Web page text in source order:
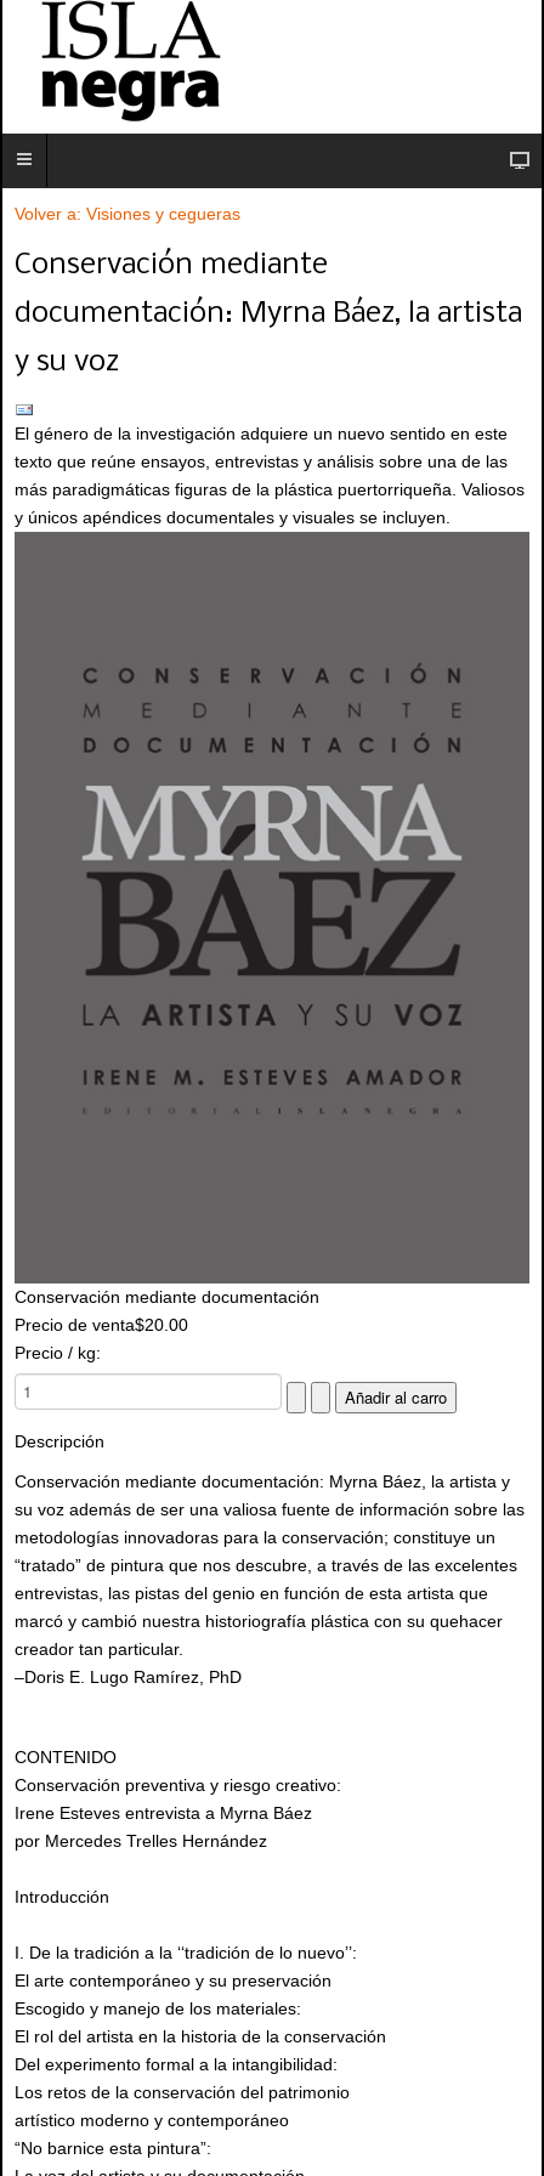
Volver a: Visiones y cegueras
Conservación mediante
documentación: Myrna Báez, la artista
y su voz
El género de la investigación adquiere un nuevo sentido en este
texto que reúne ensayos, entrevistas y análisis sobre una de las
más paradigmáticas figuras de la plástica puertorriqueña. Valiosos
y únicos apéndices documentales y visuales se incluyen.
Conservación mediante documentación
Precio de venta$20.00
Precio / kg:
Descripción
Conservación mediante documentación: Myrna Báez, la artista y
su voz además de ser una valiosa fuente de información sobre las
metodologías innovadoras para la conservación; constituye un
“tratado” de pintura que nos descubre, a través de las excelentes
entrevistas, las pistas del genio en función de esta artista que
marcó y cambió nuestra historiografía plástica con su quehacer
creador tan particular.
–Doris E. Lugo Ramírez, PhD
CONTENIDO
Conservación preventiva y riesgo creativo:
Irene Esteves entrevista a Myrna Báez
por Mercedes Trelles Hernández
Introducción
I. De la tradición a la ‘‘tradición de lo nuevo’’:
El arte contemporáneo y su preservación
Escogido y manejo de los materiales:
El rol del artista en la historia de la conservación
Del experimento formal a la intangibilidad:
Los retos de la conservación del patrimonio
artístico moderno y contemporáneo
“No barnice esta pintura”: